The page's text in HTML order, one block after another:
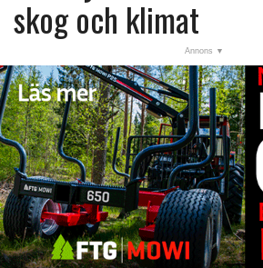
KALENDER
MARKNAD
PRENUMERERA
ANNONSERA
OM OSS
BUTIK
skog och klimat